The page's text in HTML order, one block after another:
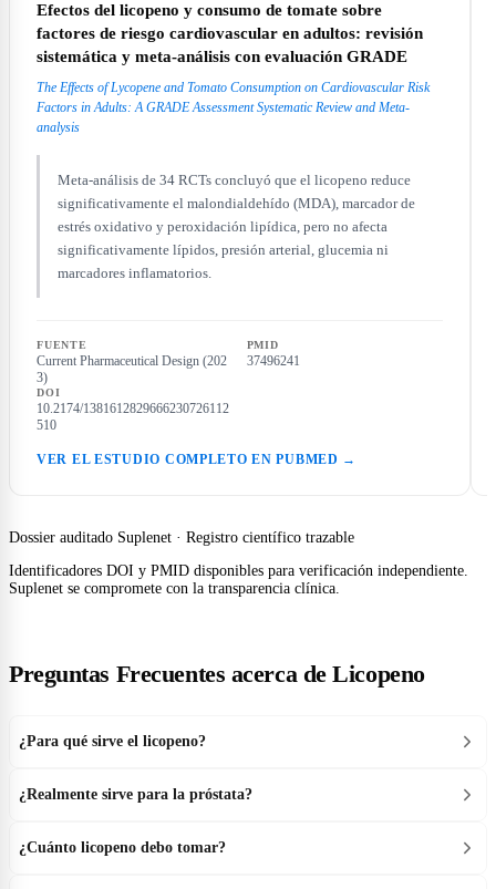
Efectos del licopeno y consumo de tomate sobre
factores de riesgo cardiovascular en adultos: revisión
sistemática y meta-análisis con evaluación GRADE
The Effects of Lycopene and Tomato Consumption on Cardiovascular Risk
Factors in Adults: A GRADE Assessment Systematic Review and Meta-
analysis
Meta-análisis de 34 RCTs concluyó que el licopeno reduce
significativamente el malondialdehído (MDA), marcador de
estrés oxidativo y peroxidación lipídica, pero no afecta
significativamente lípidos, presión arterial, glucemia ni
marcadores inflamatorios.
FUENTE
Current Pharmaceutical Design (202
3)
PMID
37496241
DOI
10.2174/1381612829666230726112
510
VER EL ESTUDIO COMPLETO EN PUBMED →
Dossier auditado Suplenet · Registro científico trazable
Identificadores DOI y PMID disponibles para verificación independiente.
Suplenet se compromete con la transparencia clínica.
Preguntas Frecuentes acerca de Licopeno
¿Para qué sirve el licopeno?
¿Realmente sirve para la próstata?
¿Cuánto licopeno debo tomar?